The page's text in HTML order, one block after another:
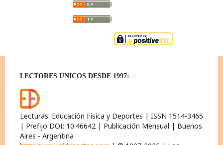
LECTORES ÚNICOS DESDE 1997:
Lecturas: Educación Física y Deportes | ISSN 1514-3465
| Prefijo DOI: 10.46642 | Publicación Mensual | Buenos
Aires - Argentina